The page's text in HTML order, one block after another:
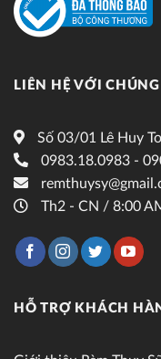
LIÊN HỆ VỚI CHÚNG
Số 03/01 Lê Huy
0983.18.0983 -
Th2 - CN / 8:00
HỖ TRỢ KHÁCH